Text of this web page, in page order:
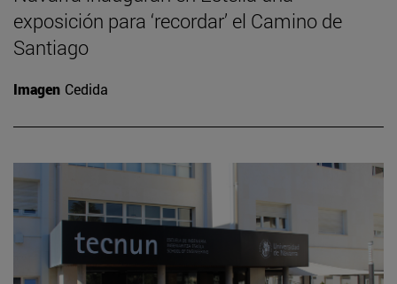
exposición para ‘recordar’ el Camino de
Santiago
Imagen Cedida